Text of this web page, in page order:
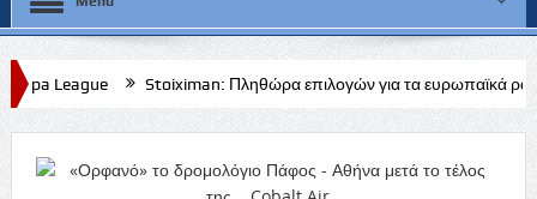
Πληθώρα επιλογών για τα ευρωπαϊκά ραντεβού Πάφου, Ομόνοιας